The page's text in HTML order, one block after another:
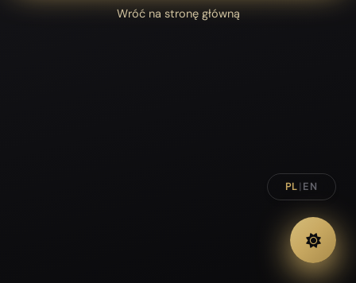
Wróć na stronę główną
PL| EN